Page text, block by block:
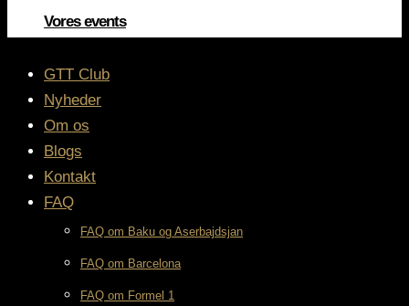
Vores events
GTT Club
Nyheder
Om os
Blogs
Kontakt
FAQ
FAQ om Baku og Aserbajdsjan
FAQ om Barcelona
FAQ om Formel 1